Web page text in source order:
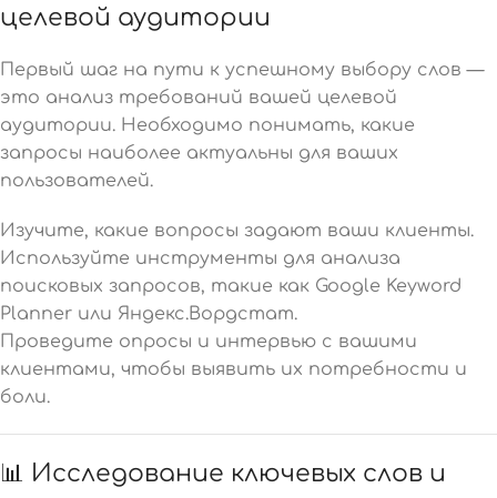
целевой аудитории
Первый шаг на пути к успешному выбору слов —
это анализ требований вашей целевой
аудитории. Необходимо понимать, какие
запросы наиболее актуальны для ваших
пользователей.
Изучите, какие вопросы задают ваши клиенты.
Используйте инструменты для анализа
поисковых запросов, такие как Google Keyword
Planner или Яндекс.Вордстат.
Проведите опросы и интервью с вашими
клиентами, чтобы выявить их потребности и
боли.
📊 Исследование ключевых слов и